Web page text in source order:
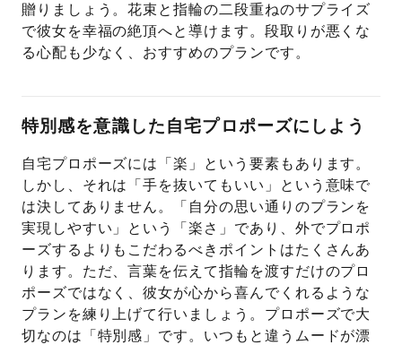
贈りましょう。花束と指輪の二段重ねのサプライズ
で彼女を幸福の絶頂へと導けます。段取りが悪くな
る心配も少なく、おすすめのプランです。
特別感を意識した自宅プロポーズにしよう
自宅プロポーズには「楽」という要素もあります。
しかし、それは「手を抜いてもいい」という意味で
は決してありません。「自分の思い通りのプランを
実現しやすい」という「楽さ」であり、外でプロポ
ーズするよりもこだわるべきポイントはたくさんあ
ります。ただ、言葉を伝えて指輪を渡すだけのプロ
ポーズではなく、彼女が心から喜んでくれるような
プランを練り上げて行いましょう。プロポーズで大
切なのは「特別感」です。いつもと違うムードが漂